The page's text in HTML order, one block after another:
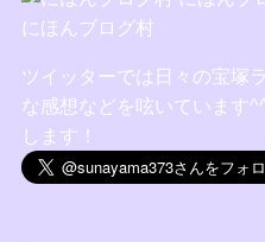
にほんブログ村
ツイッターでは日々の宝塚
な感想などを呟いています
します！